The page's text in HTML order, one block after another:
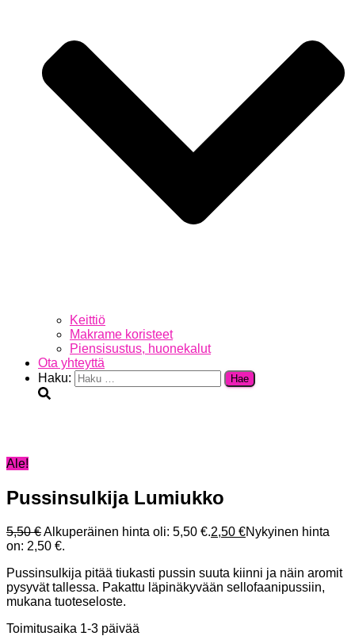
Keittiö
Makrame koristeet
Piensisustus, huonekalut
Ota yhteyttä
Haku:
Ale!
Pussinsulkija Lumiukko
5,50€Alkuperäinen hinta oli: 5,50 €.2,50 €Nykyinen hinta
on: 2,50 €.
Pussinsulkija pitää tiukasti pussin suuta kiinni ja näin aromit
pysyvät tallessa. Pakattu läpinäkyvään sellofaanipussiin,
mukana tuoteseloste.
Toimitusaika 1-3 päivää